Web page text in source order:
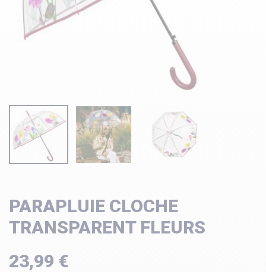
PARAPLUIE CLOCHE
TRANSPARENT FLEURS
23,99 €